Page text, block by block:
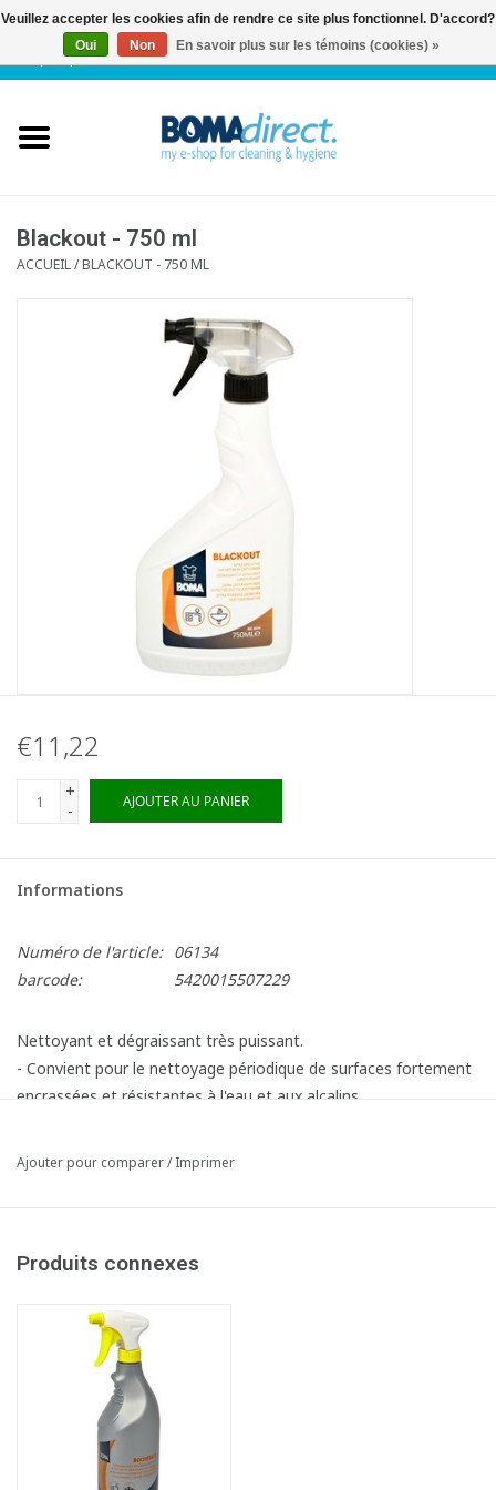
FR| 0 Articles
Service client
Blackout - 750 ml
ACCUEIL/BLACKOUT - 750 ML
€11,22
+
-
AJOUTER AU PANIER
Informations
Numéro de l'article: 06134
barcode:
5420015507229
Nettoyant et dégraissant très puissant.
- Convient pour le nettoyage périodique de surfaces fortement
encrassées et résistantes à l'eau et aux alcalins.
animales et pour éliminer des taches de solution d'isobetadine
Ajouter pour comparer/Imprimer
Produits connexes
Veuillez accepter les cookies afin de rendre ce site plus fonctionnel. D'accord?
Oui
Non En savoir plus sur les témoins (cookies) »